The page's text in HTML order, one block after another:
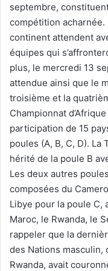
septembre,
compétition
continent attendent
équipes qui
plus, le mercredi 13
attendue ainsi que le
troisième et la
Championnat
participation de 15
poules (A, B, C, D).
hérité de la poule B
Les deux autres
composées du
Libye pour la poule C,
Maroc, le Rwanda, le
rappeler que la
des Nations masculin,
Rwanda, avait